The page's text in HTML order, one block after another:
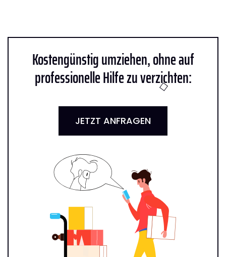
Kostengünstig umziehen, ohne auf
professionelle Hilfe zu verzichten:
JETZT ANFRAGEN